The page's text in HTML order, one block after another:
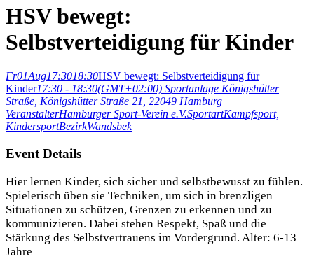
HSV bewegt:
Selbstverteidigung für Kinder
Fr01Aug17:3018:30HSV bewegt: Selbstverteidigung für
Kinder17:30 - 18:30(GMT+02:00) Sportanlage Königshütter
Straße, Königshütter Straße 21, 22049 Hamburg
VeranstalterHamburger Sport-Verein e.V.SportartKampfsport,
KindersportBezirkWandsbek
Event Details
Hier lernen Kinder, sich sicher und selbstbewusst zu fühlen.
Spielerisch üben sie Techniken, um sich in brenzligen
Situationen zu schützen, Grenzen zu erkennen und zu
kommunizieren. Dabei stehen Respekt, Spaß und die
Stärkung des Selbstvertrauens im Vordergrund. Alter: 6-13
Jahre